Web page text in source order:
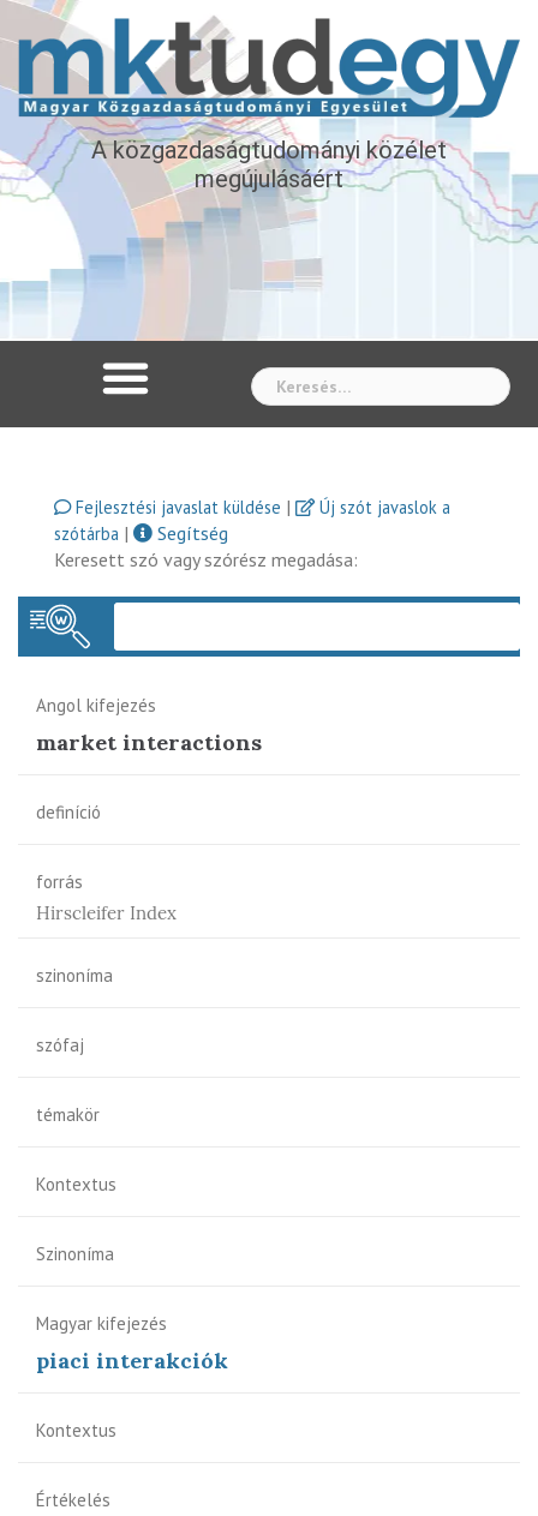
A közgazdaságtudományi közélet
megújulásáért
Fejlesztési javaslat küldése |
Új szót javaslok a
szótárba |
Segítség
Keresett szó vagy szórész megadása:
Angol kifejezés
market interactions
definíció
forrás
Hirscleifer Index
szinoníma
szófaj
témakör
Kontextus
Szinoníma
Magyar kifejezés
piaci interakciók
Kontextus
Értékelés